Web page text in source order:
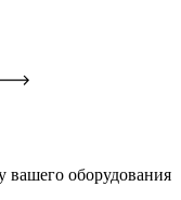
вашего оборудования